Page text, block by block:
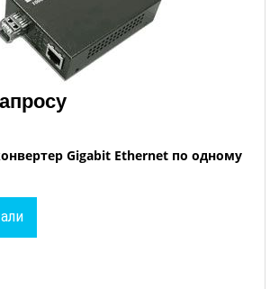
Gigabit Ethernet по одному